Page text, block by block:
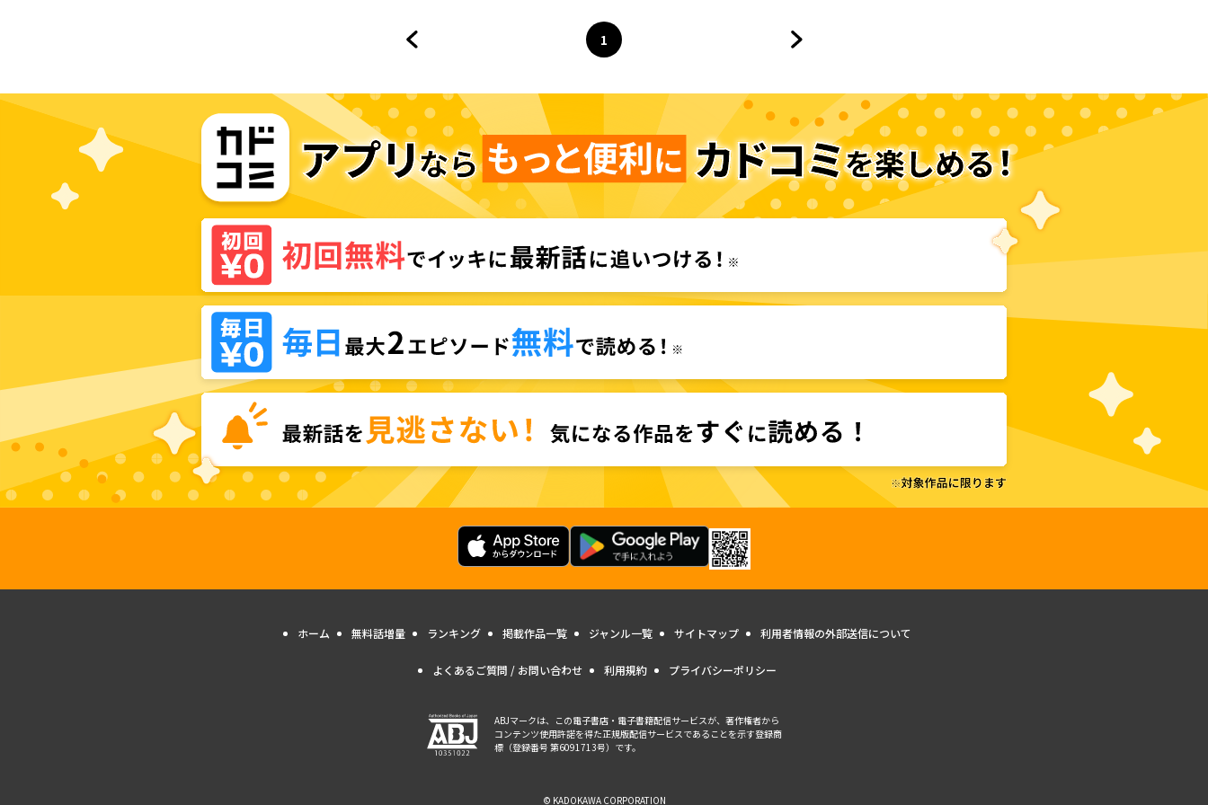
ページ
1
へ
ホーム 無料話増量 ランキング 掲載作品一覧 ジャンル一覧 サイトマップ 利用者情報の外部送信について
よくあるご質問 / お問い合わせ 利用規約 プライバシーポリシー
ABJマークは、この電子書店・電子書籍配信サービスが、著作権者から
コンテンツ使用許諾を得た正規版配信サービスであることを示す登録商
標（登録番号 第6091713号）です。
© KADOKAWA CORPORATION